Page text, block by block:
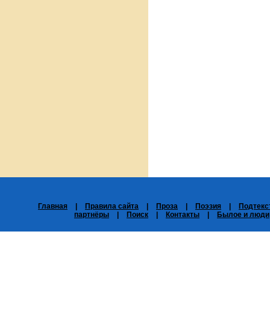
Главная Правила сайта Проза Поэзия
партнёры
Поиск Контакты Былое и люди